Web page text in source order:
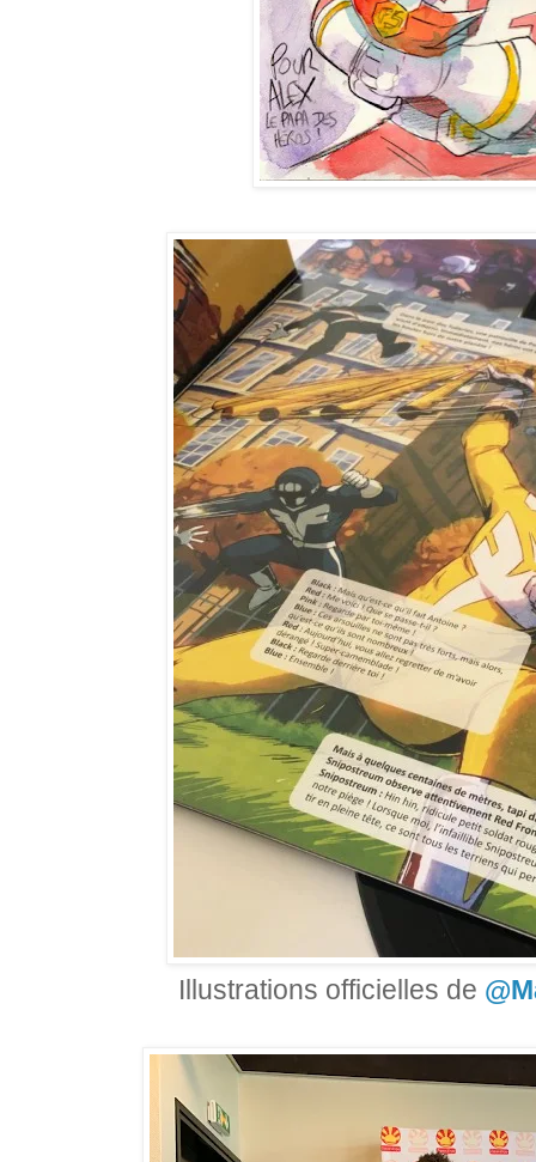
Illustrations officielles de